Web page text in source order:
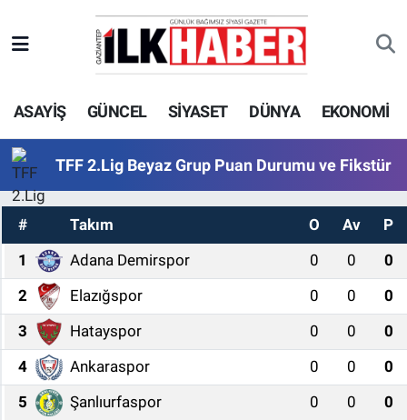
ASAYİŞ GÜNCEL SİYASET DÜNYA EKONOMİ
TFF 2.Lig Beyaz Grup Puan Durumu ve Fikstür
# Takım O Av
P
1
Adana Demirspor 0 0
0
2
Elazığspor 0 0
0
3
Hatayspor 0 0
0
4
Ankaraspor 0 0
0
5
Şanlıurfaspor 0 0
0
EKONOMİ
SİYASET
SAĞLIK
SPOR
TEKNOLOJİ
ASAYİŞ
EĞİTİM
KÜLTÜR - SANAT
Beyoğlu Hava Durumu
Beyoğlu Trafik Yoğunluk Haritası
Süper Lig Puan Durumu ve Fikstür
Tüm Manşetler
Son Dakika Haberleri
Haber Arşivi